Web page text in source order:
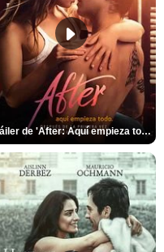
Tráiler de 'After: Aquí empieza todo'